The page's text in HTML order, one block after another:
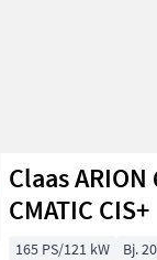
Claas ARION
CMATIC CIS+
165 PS/121 kW Bj.